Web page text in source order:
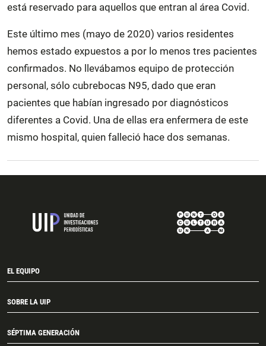
está reservado para aquellos que entran al área Covid.
Este último mes (mayo de 2020) varios residentes
hemos estado expuestos a por lo menos tres pacientes
confirmados. No llevábamos equipo de protección
personal, sólo cubrebocas N95, dado que eran
pacientes que habían ingresado por diagnósticos
diferentes a Covid. Una de ellas era enfermera de este
mismo hospital, quien falleció hace dos semanas.
EL EQUIPO
SOBRE LA UIP
SÉPTIMA GENERACIÓN